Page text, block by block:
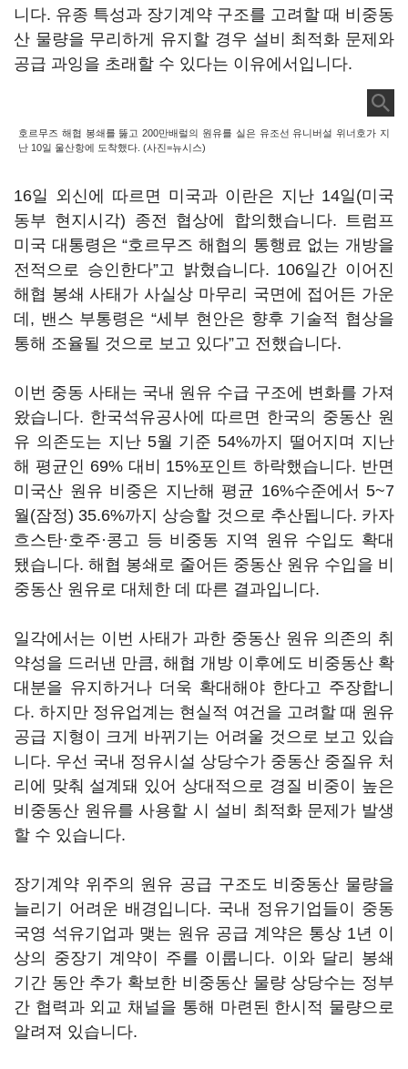
니다. 유종 특성과 장기계약 구조를 고려할 때 비중동
산 물량을 무리하게 유지할 경우 설비 최적화 문제와
공급 과잉을 초래할 수 있다는 이유에서입니다.
호르무즈 해협 봉쇄를 뚫고 200만배럴의 원유를 실은 유조선 유니버설 위너호가 지
난 10일 울산항에 도착했다. (사진=뉴시스)
16일 외신에 따르면 미국과 이란은 지난 14일(미국
동부 현지시각) 종전 협상에 합의했습니다. 트럼프
미국 대통령은 “호르무즈 해협의 통행료 없는 개방을
전적으로 승인한다”고 밝혔습니다. 106일간 이어진
해협 봉쇄 사태가 사실상 마무리 국면에 접어든 가운
데, 밴스 부통령은 “세부 현안은 향후 기술적 협상을
통해 조율될 것으로 보고 있다”고 전했습니다.
이번 중동 사태는 국내 원유 수급 구조에 변화를 가져
왔습니다. 한국석유공사에 따르면 한국의 중동산 원
유 의존도는 지난 5월 기준 54%까지 떨어지며 지난
해 평균인 69% 대비 15%포인트 하락했습니다. 반면
미국산 원유 비중은 지난해 평균 16%수준에서 5~7
월(잠정) 35.6%까지 상승할 것으로 추산됩니다. 카자
흐스탄·호주·콩고 등 비중동 지역 원유 수입도 확대
됐습니다. 해협 봉쇄로 줄어든 중동산 원유 수입을 비
중동산 원유로 대체한 데 따른 결과입니다.
일각에서는 이번 사태가 과한 중동산 원유 의존의 취
약성을 드러낸 만큼, 해협 개방 이후에도 비중동산 확
대분을 유지하거나 더욱 확대해야 한다고 주장합니
다. 하지만 정유업계는 현실적 여건을 고려할 때 원유
공급 지형이 크게 바뀌기는 어려울 것으로 보고 있습
니다. 우선 국내 정유시설 상당수가 중동산 중질유 처
리에 맞춰 설계돼 있어 상대적으로 경질 비중이 높은
비중동산 원유를 사용할 시 설비 최적화 문제가 발생
할 수 있습니다.
장기계약 위주의 원유 공급 구조도 비중동산 물량을
늘리기 어려운 배경입니다. 국내 정유기업들이 중동
국영 석유기업과 맺는 원유 공급 계약은 통상 1년 이
상의 중장기 계약이 주를 이룹니다. 이와 달리 봉쇄
기간 동안 추가 확보한 비중동산 물량 상당수는 정부
간 협력과 외교 채널을 통해 마련된 한시적 물량으로
알려져 있습니다.